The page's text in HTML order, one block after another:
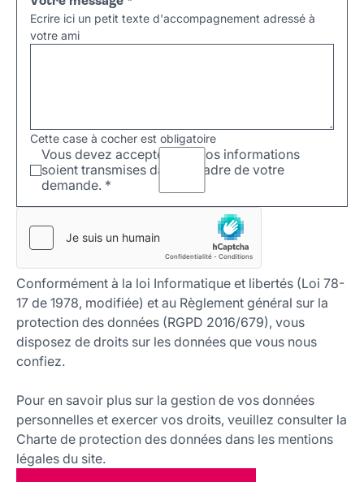
Ecrire ici un petit texte d'accompagnement adressé à
votre ami
Cette case à cocher est obligatoire
Vous devez accepter que vos informations
soient transmises dans le cadre de votre
demande. *
Conformément à la loi Informatique et libertés (Loi 78-
17 de 1978, modifiée) et au Règlement général sur la
protection des données (RGPD 2016/679), vous
disposez de droits sur les données que vous nous
confiez.
Pour en savoir plus sur la gestion de vos données
personnelles et exercer vos droits, veuillez consulter la
Charte de protection des données dans les mentions
légales du site.